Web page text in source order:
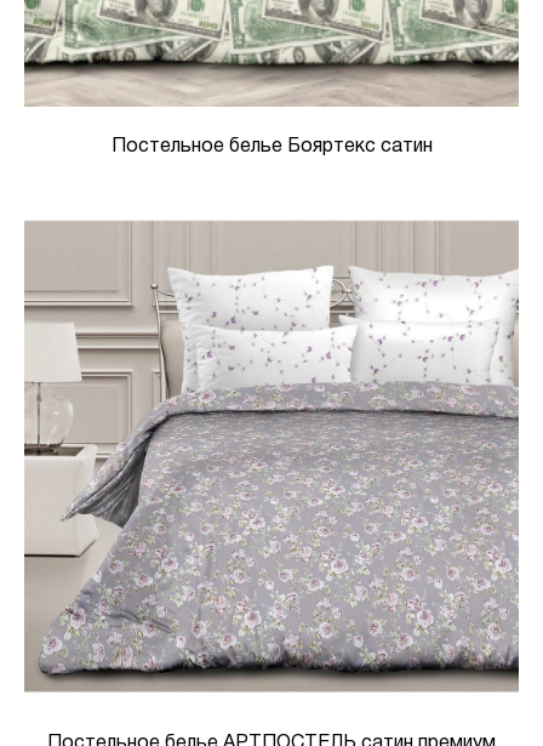
Постельное белье Бояртекс сатин